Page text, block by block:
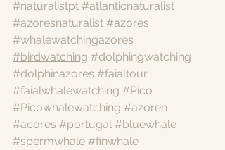
#naturalistpt #atlanticnaturalist
#azoresnaturalist #azores
#whalewatchingazores
#birdwatching #dolphingwatching
#dolphinazores #faialtour
#faialwhalewatching #Pico
#Picowhalewatching #azoren
#acores #portugal #bluewhale
#spermwhale #finwhale